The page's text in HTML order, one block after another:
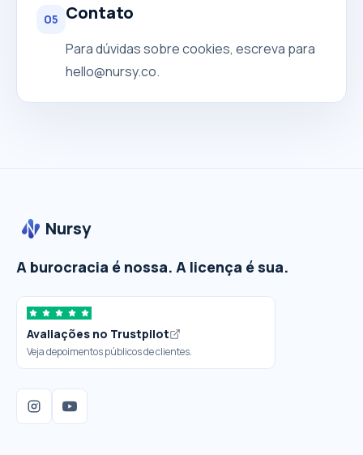
05 Contato
Para dúvidas sobre cookies, escreva para
hello@nursy.co.
Nursy
A burocracia é nossa. A licença é sua.
Avaliações no Trustpilot
Veja depoimentos públicos de clientes.